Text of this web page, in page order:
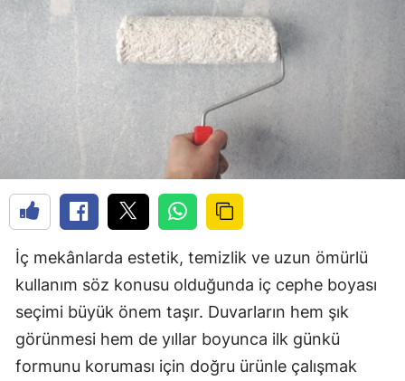
İç mekânlarda estetik, temizlik ve uzun ömürlü
kullanım söz konusu olduğunda iç cephe boyası
seçimi büyük önem taşır. Duvarların hem şık
görünmesi hem de yıllar boyunca ilk günkü
formunu koruması için doğru ürünle çalışmak